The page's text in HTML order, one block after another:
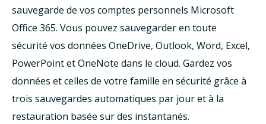
sauvegarde de vos comptes personnels Microsoft
Office 365. Vous pouvez sauvegarder en toute
sécurité vos données OneDrive, Outlook, Word, Excel,
PowerPoint et OneNote dans le cloud. Gardez vos
données et celles de votre famille en sécurité grâce à
trois sauvegardes automatiques par jour et à la
restauration basée sur des instantanés.